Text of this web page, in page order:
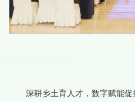
深耕乡土育人才，数字赋能